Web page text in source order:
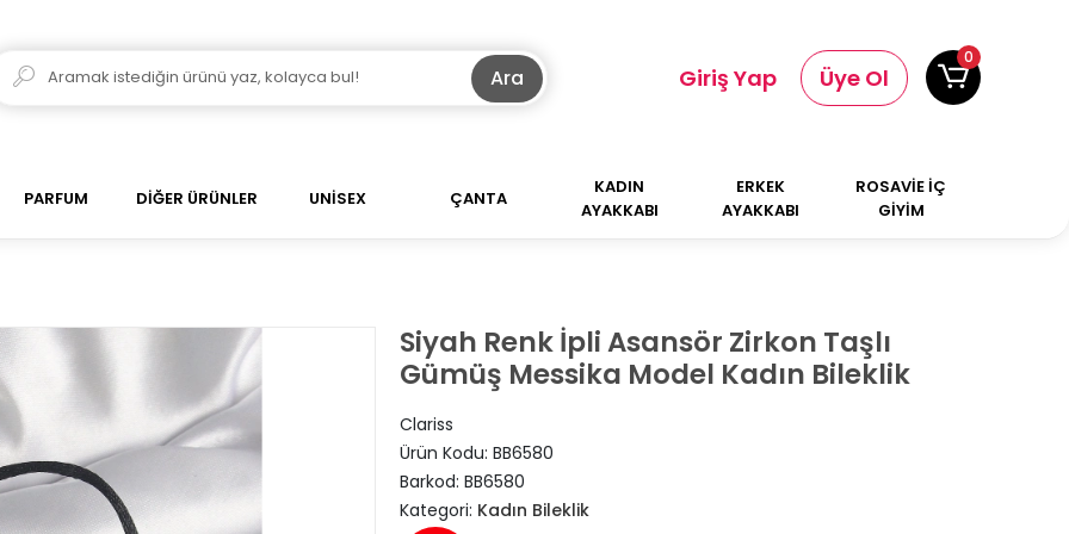
Ara Giriş Yap Üye Ol
0
PARFUM DİĞER ÜRÜNLER UNİSEX ÇANTA
KADIN
AYAKKABI
ERKEK
AYAKKABI
ROSAVİE İÇ
GİYİM
Siyah Renk İpli Asansör Zirkon Taşlı
Gümüş Messika Model Kadın Bileklik
Clariss
Ürün Kodu: BB6580
Barkod: BB6580
Kategori: Kadın Bileklik